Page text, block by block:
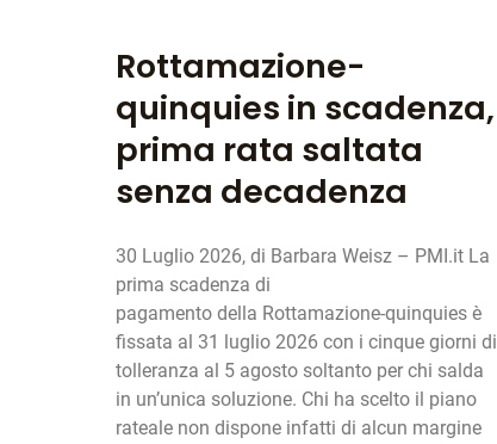
Rottamazione-
quinquies in scadenza,
prima rata saltata
senza decadenza
30 Luglio 2026, di Barbara Weisz – PMI.it La
prima scadenza di
pagamento della Rottamazione-quinquies è
fissata al 31 luglio 2026 con i cinque giorni di
tolleranza al 5 agosto soltanto per chi salda
in un’unica soluzione. Chi ha scelto il piano
rateale non dispone infatti di alcun margine